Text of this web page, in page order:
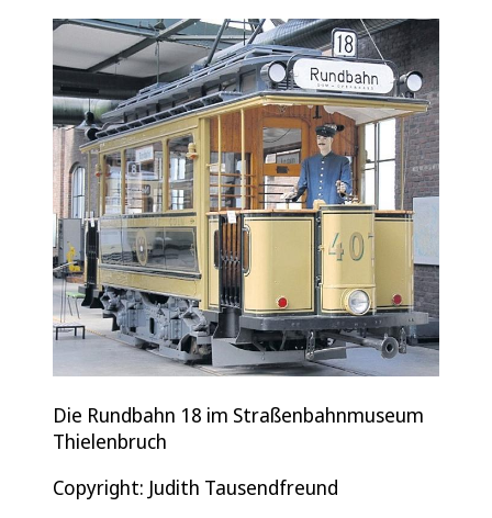
Die Rundbahn 18 im Straßenbahnmuseum
Thielenbruch
Copyright: Judith Tausendfreund